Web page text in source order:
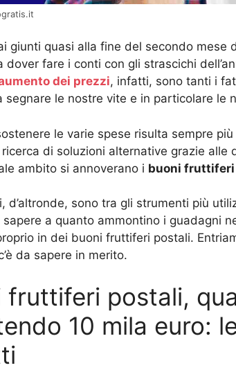
giunti quasi alla fine del secondo mese
dover fare i conti con gli strascichi
dei prezzi, infatti, sono tanti i
segnare le nostre vite e in particolare le
le varie spese risulta sempre
di soluzioni alternative grazie alle
ambito si annoverano i buoni
d’altronde, sono tra gli strumenti più
sapere a quanto ammontino i guadagni
in dei buoni fruttiferi postali.
da sapere in merito.
fruttiferi postali,
10 mila euro: